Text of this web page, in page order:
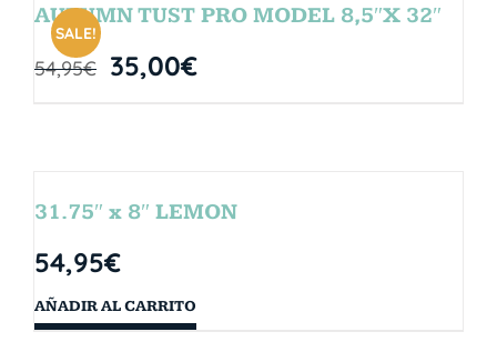
SALE!
AUTUMN TUST PRO MODEL 8,5″X 32″
54,95€ 35,00€
31.75″ x 8″ LEMON
54,95€
AÑADIR AL CARRITO